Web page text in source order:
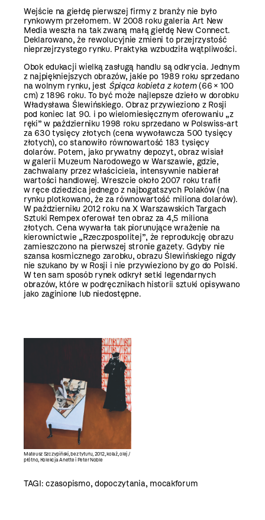
Wejście na giełdę pierwszej firmy z branży nie było
rynkowym przełomem. W 2008 roku galeria Art New
Media weszła na tak zwaną małą giełdę New Connect.
Deklarowano, że rewolucyjnie zmieni to przejrzystość
nieprzejrzystego rynku. Praktyka wzbudziła wątpliwości.
Obok edukacji wielką zasługą handlu są odkrycia. Jednym
z najpiękniejszych obrazów, jakie po 1989 roku sprzedano
na wolnym rynku, jest Śpiąca kobieta z kotem(66 × 100
cm) z 1896 roku. To być może najlepsze dzieło w dorobku
Władysława Ślewińskiego. Obraz przywieziono z Rosji
pod koniec lat 90. i po wielomiesięcznym oferowaniu „z
ręki” w październiku 1998 roku sprzedano w Polswiss-art
za 630 tysięcy złotych (cena wywoławcza 500 tysięcy
złotych), co stanowiło równowartość 183 tysięcy
dolarów. Potem, jako prywatny depozyt, obraz wisiał
w galerii Muzeum Narodowego w Warszawie, gdzie,
zachwalany przez właściciela, intensywnie nabierał
wartości handlowej. Wreszcie około 2007 roku trafił
w ręce dziedzica jednego z najbogatszych Polaków (na
rynku plotkowano, że za równowartość miliona dolarów).
W październiku 2012 roku na X Warszawskich Targach
Sztuki Rempex oferował ten obraz za 4,5 miliona
złotych. Cena wywarła tak piorunujące wrażenie na
kierownictwie „Rzeczpospolitej”, że reprodukcję obrazu
zamieszczono na pierwszej stronie gazety. Gdyby nie
szansa kosmicznego zarobku, obrazu Ślewińskiego nigdy
nie szukano by w Rosji i nie przywieziono by go do Polski.
W ten sam sposób rynek odkrył setki legendarnych
obrazów, które w podręcznikach historii sztuki opisywano
jako zaginione lub niedostępne.
Mateusz Szczypiński, bez tytułu, 2012, kolaż, olej /
płótno, Kolekcja Anette i Peter Noble
TAGI:czasopismo, dopoczytania, mocakforum